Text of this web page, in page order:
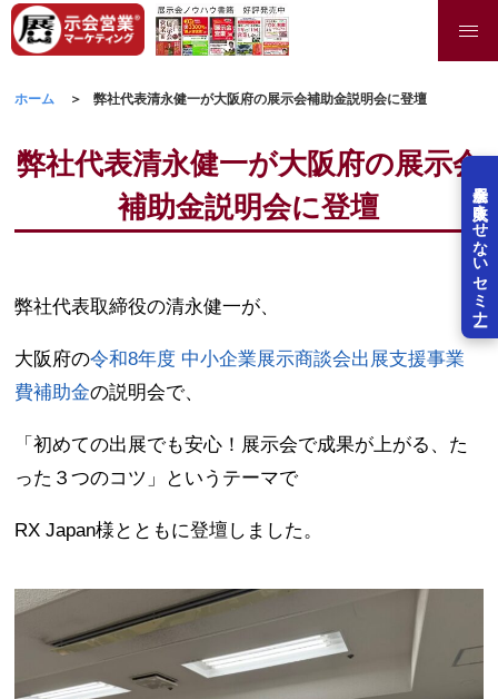
展示会を失敗させないセミナー
ホーム 弊社代表清永健一が大阪府の展示会補助金説明会に登壇
弊社代表清永健一が大阪府の展示会
補助金説明会に登壇
弊社代表取締役の清永健一が、
大阪府の令和8年度 中小企業展示商談会出展支援事業
費補助金の説明会で、
「初めての出展でも安心！展示会で成果が上がる、た
った３つのコツ」というテーマで
RX Japan様とともに登壇しました。